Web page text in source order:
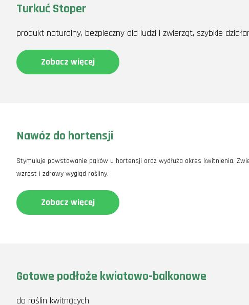
Turkuć Stoper
produkt naturalny, bezpieczny dla ludzi i zwierząt, szybkie
Zobacz więcej
Nawóz do hortensji
Stymuluje powstawanie pąków u hortensji oraz wydłuża okres kwitnienia.
wzrost i zdrowy wygląd rośliny.
Zobacz więcej
Gotowe podłoże kwiatowo-balkonowe
do roślin kwitnących